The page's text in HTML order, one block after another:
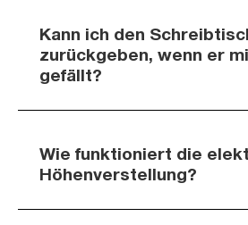
Kann ich den
zurückgeben, wenn er
gefällt?
Wie funktioniert die
Höhenverstellung?